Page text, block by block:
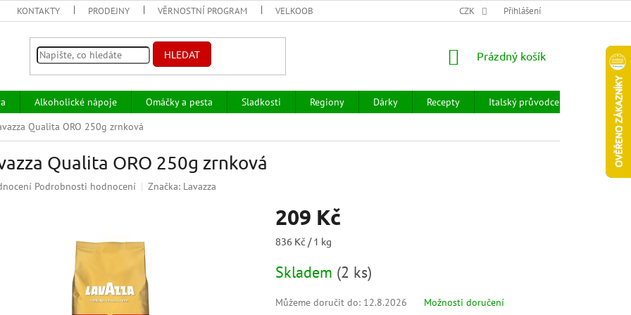
KONTAKTY PRODEJNY VĚRNOSTNÍ PROGRAM VELKOOBCHOD HODNOCENÍ OBCHODU OBCHODNÍ PODMÍNKY
CZK Přihlášení
HLEDAT
NÁKUPNÍ
Prázdný košík
Alkoholické nápoje Omáčky a pesta Sladkosti Regiony Dárky Recepty Italský průvodce
Prodejny
Qualita ORO 250g zrnková
Qualita ORO 250g zrnková
Podrobnosti hodnocení Značka: Lavazza
209 Kč
Měrná
836 Kč / 1 kg
Skladem (2 ks)
Můžeme doručit do: 12.8.2026 Možnosti doručení